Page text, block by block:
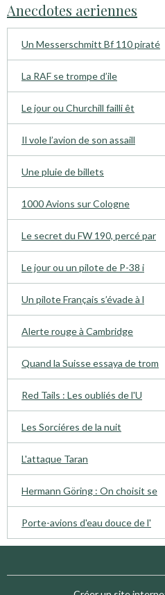
Anecdotes aeriennes
Un Messerschmitt Bf 110 piraté
La RAF se trompe d’ile
Le jour ou Churchill failli êt
Il vole l’avion de son assaill
Une pluie de billets
1000 Avions sur Cologne
Le secret du FW 190, percé par
Le jour ou un pilote de P-38 i
Un pilote Français s’évade à l
Alerte rouge à Cambridge
Quand la Suisse essaya de trom
Red Tails : Les oubliés de l'U
Les Sorciéres de la nuit
L'attaque Taran
Hermann Göring : On choisit se
Porte-avions d'eau douce de l'